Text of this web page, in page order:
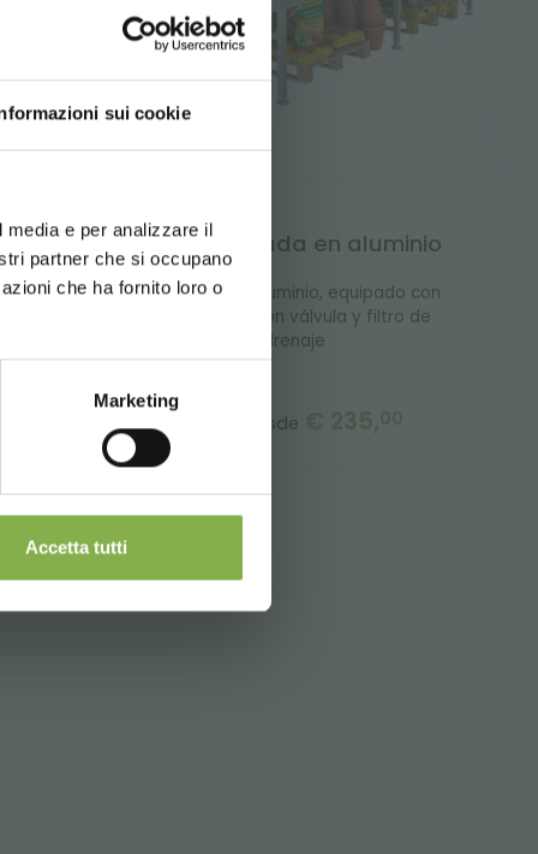
sui cookie
e per analizzare il
partner che si occupano
che ha fornito loro o
Marketing
Accetta tutti
Mesa soldada en aluminio
Mesa fija de aluminio, equipado con
tanque PST con válvula y filtro de
drenaje
precio desde € 235,00